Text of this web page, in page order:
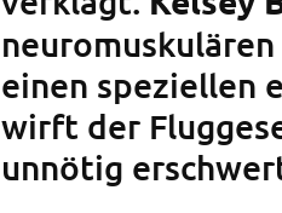
einen speziellen
wirft der
unnötig